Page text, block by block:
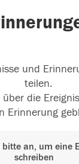
und
teilen.
über die
Erinnerung
bitte an, um eine
schreiben